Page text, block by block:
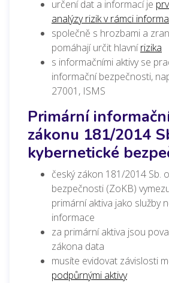
určení dat a informací je
analýzy rizik v rámci
společně s hrozbami a
pomáhají určit hlavnírizika
s informačními aktivy se
informační bezpečnosti,
27001, ISMS
Primární
zákonu 181/2014
kybernetické
český zákon 181/2014 Sb.
bezpečnosti (ZoKB)
primární aktiva jako služby
informace
za primární aktiva jsou
zákona data
musíte evidovat závislosti
podpůrnými aktivy